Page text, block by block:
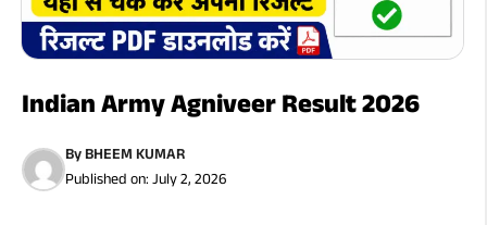
Indian Army Agniveer Result 2026
ByBHEEM KUMAR
Published on:July 2, 2026